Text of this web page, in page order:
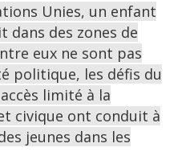
Unies, un enfant
dans des zones de
eux ne sont pas
politique, les défis du
limité à la
civique ont conduit à
jeunes dans les